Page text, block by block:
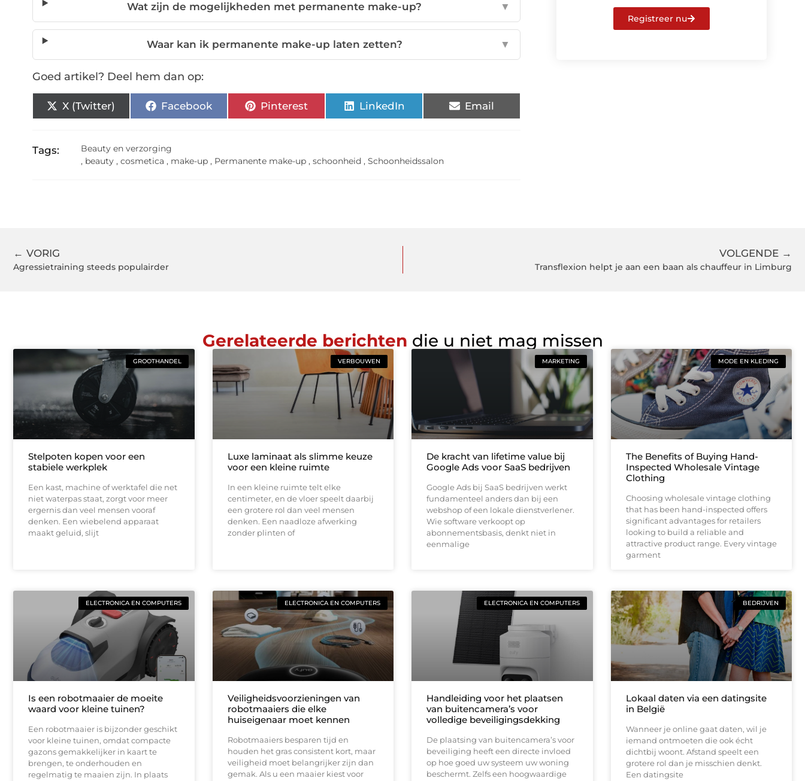
Wat zijn de mogelijkheden met permanente make-up? ▼
Waar kan ik permanente make-up laten zetten? ▼
Goed artikel? Deel hem dan op:
X (Twitter) Facebook Pinterest LinkedIn Email
Tags:
Beauty en verzorging
, beauty ,cosmetica , make-up , Permanente make-up ,schoonheid ,Schoonheidssalon
Registreer nu
← VORIG
Agressietraining steeds populairder
VOLGENDE →
Transflexion helpt je aan een baan als chauffeur in Limburg
Gerelateerde berichten die u niet mag missen
GROOTHANDEL
Stelpoten kopen voor een
stabiele werkplek
Een kast, machine of werktafel die net
niet waterpas staat, zorgt voor meer
ergernis dan veel mensen vooraf
denken. Een wiebelend apparaat
maakt geluid, slijt
VERBOUWEN
Luxe laminaat als slimme keuze
voor een kleine ruimte
In een kleine ruimte telt elke
centimeter, en de vloer speelt daarbij
een grotere rol dan veel mensen
denken. Een naadloze afwerking
zonder plinten of
MARKETING
De kracht van lifetime value bij
Google Ads voor SaaS bedrijven
Google Ads bij SaaS bedrijven werkt
fundamenteel anders dan bij een
webshop of een lokale dienstverlener.
Wie software verkoopt op
abonnementsbasis, denkt niet in
eenmalige
MODE EN KLEDING
The Benefits of Buying Hand-
Inspected Wholesale Vintage
Clothing
Choosing wholesale vintage clothing
that has been hand-inspected offers
significant advantages for retailers
looking to build a reliable and
attractive product range. Every vintage
garment
ELECTRONICA EN COMPUTERS
Is een robotmaaier de moeite
waard voor kleine tuinen?
Een robotmaaier is bijzonder geschikt
voor kleine tuinen, omdat compacte
gazons gemakkelijker in kaart te
brengen, te onderhouden en
regelmatig te maaien zijn. In plaats
ELECTRONICA EN COMPUTERS
Veiligheidsvoorzieningen van
robotmaaiers die elke
huiseigenaar moet kennen
Robotmaaiers besparen tijd en
houden het gras consistent kort, maar
veiligheid moet belangrijker zijn dan
gemak. Als u een maaier kiest voor
ELECTRONICA EN COMPUTERS
Handleiding voor het plaatsen
van buitencamera’s voor
volledige beveiligingsdekking
De plaatsing van buitencamera’s voor
beveiliging heeft een directe invloed
op hoe goed uw systeem uw woning
beschermt. Zelfs een hoogwaardige
BEDRIJVEN
Lokaal daten via een datingsite
in België
Wanneer je online gaat daten, wil je
iemand ontmoeten die ook écht
dichtbij woont. Afstand speelt een
grotere rol dan je misschien denkt.
Een datingsite